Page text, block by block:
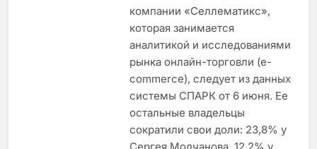
компании «Селлематикс»,
которая занимается
аналитикой и исследованиями
рынка онлайн-торговли (e-
commerce), следует из данных
системы СПАРК от 6 июня. Ее
остальные владельцы
сократили свои доли: 23,8% у